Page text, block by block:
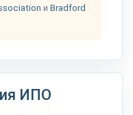
и Bradford
ИПО